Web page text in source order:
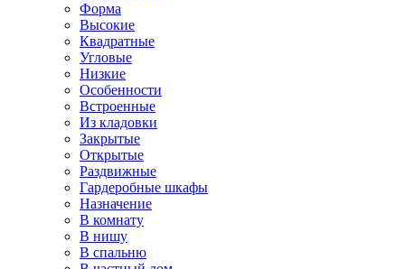
Форма
Высокие
Квадратные
Угловые
Низкие
Особенности
Встроенные
Из кладовки
Закрытые
Открытые
Раздвижные
Гардеробные шкафы
Назначение
В комнату
В нишу
В спальню